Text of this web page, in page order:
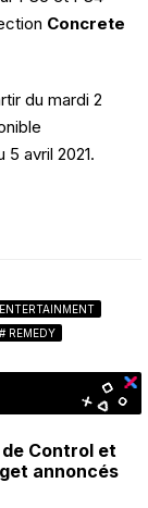
Concrete
du mardi 2
5 avril 2021.
REMEDY
Control et
annoncés